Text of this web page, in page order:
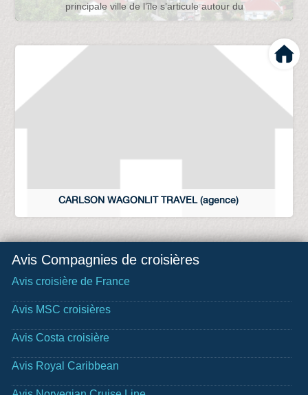
principale ville de l’île s’articule autour du
CARLSON WAGONLIT TRAVEL (agence)
Avis Compagnies de croisières
Avis croisière de France
Avis MSC croisières
Avis Costa croisière
Avis Royal Caribbean